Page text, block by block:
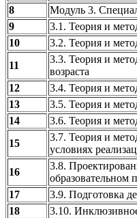
8 Модуль 3.
9
3.1. Теория и
10
3.2. Теория и
11
3.3. Теория и
возраста
12
3.4. Теория и
13
3.5. Теория и
14
3.6. Теория и
15
3.7. Теория и
условиях
16
3.8.
образовательном
17
3.9. Подготовка
18
3.10.